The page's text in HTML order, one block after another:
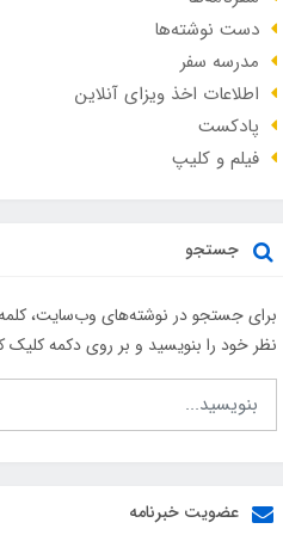
دست نوشته‌ها
مدرسه سفر
اطلاعات اخذ ویزای آنلاین
پادکست
فیلم و کلیپ
جستجو
برای جستجو در نوشته‌های وب‌سایت،
نظر خود را بنویسید و بر روی دکمه کلیک
عضویت خبرنامه